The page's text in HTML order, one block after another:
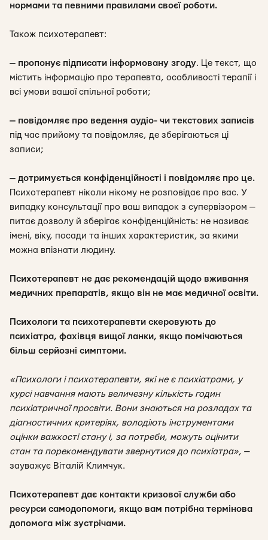
нормами та певними правилами своєї роботи.
Також психотерапевт:
— пропонує підписати інформовану згоду. Це текст, що
містить інформацію про терапевта, особливості терапії і
всі умови вашої спільної роботи;
— повідомляє про ведення аудіо- чи текстових записів
під час прийому та повідомляє, де зберігаються ці
записи;
— дотримується конфіденційності і повідомляє про це.
Психотерапевт ніколи нікому не розповідає про вас. У
випадку консультації про ваш випадок з супервізором —
питає дозволу й зберігає конфіденційність: не називає
імені, віку, посади та інших характеристик, за якими
можна впізнати людину.
Психотерапевт не дає рекомендацій щодо вживання
медичних препаратів, якщо він не має медичної освіти.
Психологи та психотерапевти скеровують до
психіатра, фахівця вищої ланки, якщо помічаються
більш серйозні симптоми.
«Психологи і психотерапевти, які не є психіатрами, у
курсі навчання мають величезну кількість годин
психіатричної просвіти. Вони знаються на розладах та
діагностичних критеріях, володіють інструментами
оцінки важкості стану і, за потреби, можуть оцінити
стан та порекомендувати звернутися до психіатра», —
зауважує Віталій Климчук.
Психотерапевт дає контакти кризової служби або
ресурси самодопомоги, якщо вам потрібна термінова
допомога між зустрічами.